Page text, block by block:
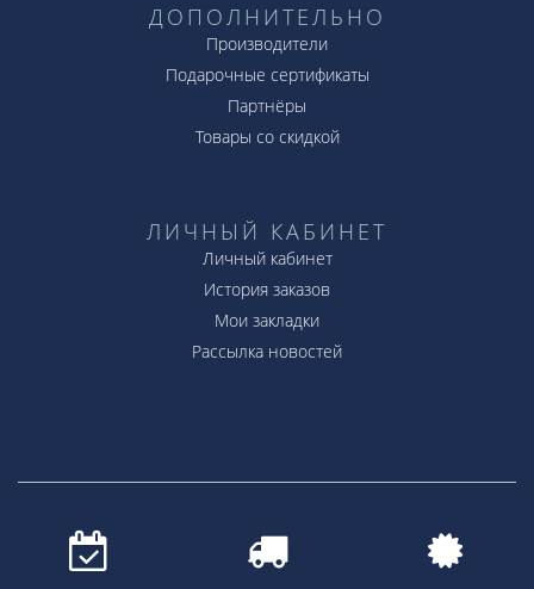
ДОПОЛНИТЕЛЬНО
Производители
Подарочные сертификаты
Партнёры
Товары со скидкой
ЛИЧНЫЙ КАБИНЕТ
Личный кабинет
История заказов
Мои закладки
Рассылка новостей